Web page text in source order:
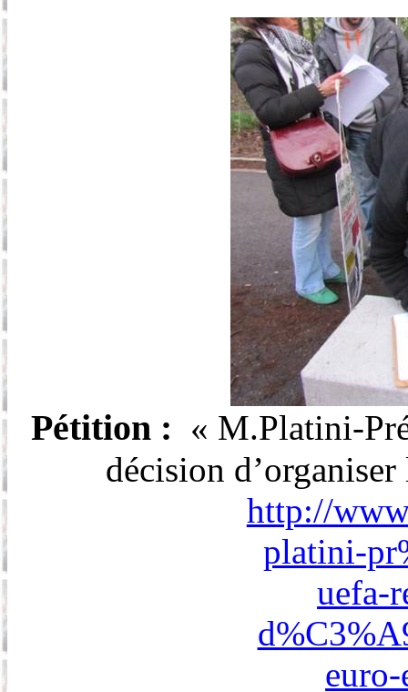
Pétition : « M.Platini-
décision
http://
platini-
uefa-